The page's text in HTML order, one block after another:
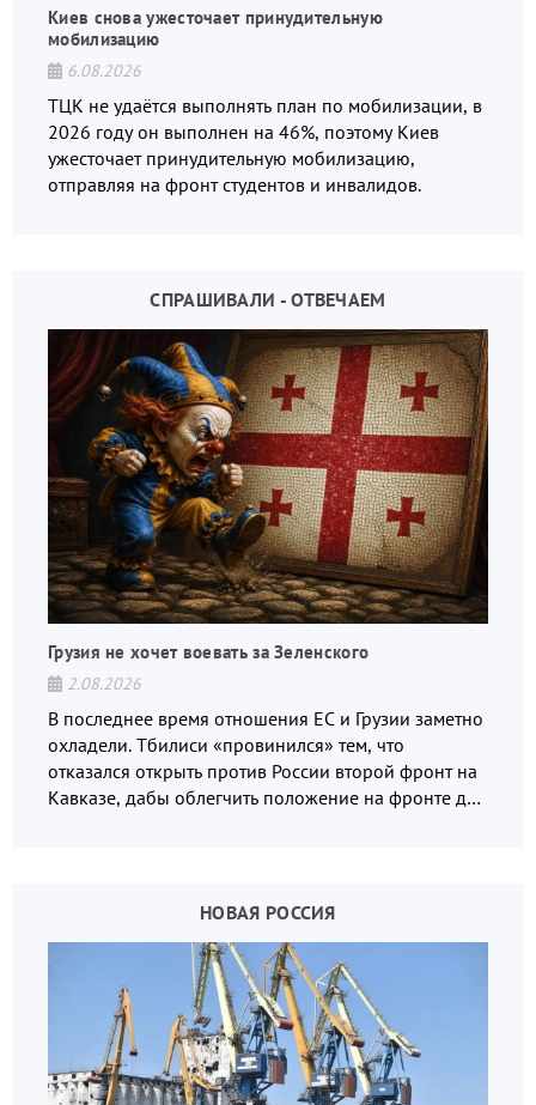
Киев снова ужесточает принудительную
мобилизацию
6.08.2026
ТЦК не удаётся выполнять план по мобилизации, в
2026 году он выполнен на 46%, поэтому Киев
ужесточает принудительную мобилизацию,
отправляя на фронт студентов и инвалидов.
СПРАШИВАЛИ - ОТВЕЧАЕМ
Грузия не хочет воевать за Зеленского
2.08.2026
В последнее время отношения ЕС и Грузии заметно
охладели. Тбилиси «провинился» тем, что
отказался открыть против России второй фронт на
Кавказе, дабы облегчить положение на фронте для
НОВАЯ РОССИЯ